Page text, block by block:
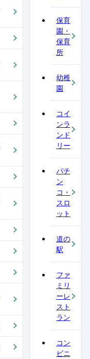
保育
園・
保育
所
幼稚
園
コイ
ンラ
ンド
リー
パチ
ン
コ・
スロ
ット
道の
駅
ファ
ミリ
ーレ
スト
ラン
コン
ビニ